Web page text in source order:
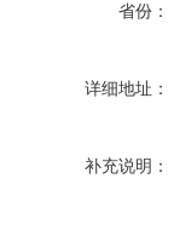
省份：
详细地址：
补充说明：